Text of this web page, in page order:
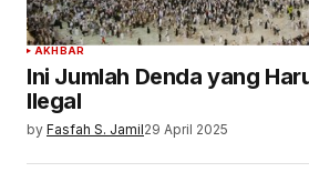
AKHBAR
Ini Jumlah Denda yang
Ilegal
by Fasfah S. Jamil29 April 2025